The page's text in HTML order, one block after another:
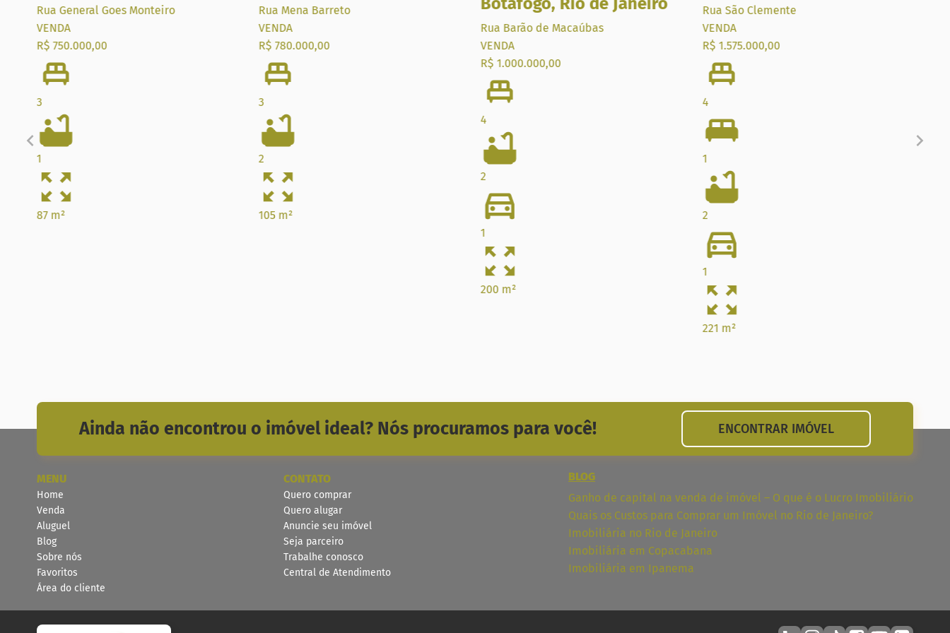
Rua General Goes Monteiro
VENDA
R$ 750.000,00
3
1
87 m²
Rua Mena Barreto
VENDA
R$ 780.000,00
3
2
105 m²
Rua Barão de Macaúbas
VENDA
R$ 1.000.000,00
4
2
1
200 m²
Rua São Clemente
VENDA
R$ 1.575.000,00
4
1
2
1
221 m²
Ainda não encontrou o imóvel ideal? Nós procuramos para você! ENCONTRAR IMÓVEL
MENU
Home
Venda
Aluguel
Blog
Sobre nós
Favoritos
Área do cliente
CONTATO
Quero comprar
Quero alugar
Anuncie seu imóvel
Seja parceiro
Trabalhe conosco
Central de Atendimento
BLOG
Ganho de capital na venda de imóvel – O que é o Lucro Imobiliário
Quais os Custos para Comprar um Imóvel no Rio de Janeiro?
Imobiliária no Rio de Janeiro
Imobiliária em Copacabana
Imobiliária em Ipanema